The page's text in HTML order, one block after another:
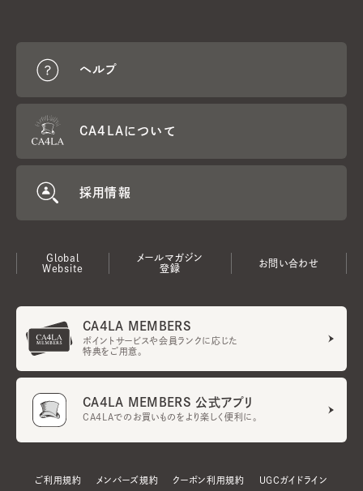
ヘルプ
CA4LAについて
採用情報
Global
Website
メールマガジン
登録
お問い合わせ
CA4LA MEMBERS
ポイントサービスや会員ランクに応じた
特典をご用意。
CA4LA MEMBERS 公式アプリ
CA4LAでのお買いものをより楽しく便利に。
ご利用規約 メンバーズ規約 クーポン利用規約 UGCガイドライン